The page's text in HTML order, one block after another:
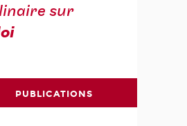
sur
PUBLICATIONS